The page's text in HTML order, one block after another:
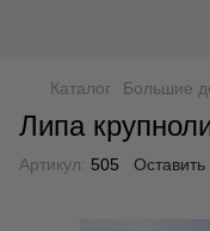
Каталог Большие
Липа
Артикул: 505 Оставить